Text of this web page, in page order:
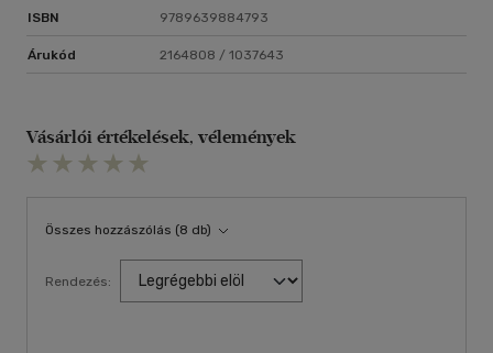
ISBN 9789639884793
Árukód 2164808 / 1037643
Vásárlói értékelések, vélemények
Összes hozzászólás (8 db)
Rendezés: